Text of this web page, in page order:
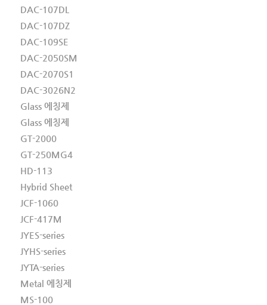
DAC-107DL
DAC-107DZ
DAC-109SE
DAC-2050SM
DAC-2070S1
DAC-3026N2
Glass 에칭제
Glass 에칭제
GT-2000
GT-250MG4
HD-113
Hybrid Sheet
JCF-1060
JCF-417M
JYES-series
JYHS-series
JYTA-series
Metal 에칭제
MS-100